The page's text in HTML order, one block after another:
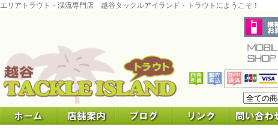
エリアトラウト・渓流専門店 越谷タックルアイランド・トラウトにようこそ！